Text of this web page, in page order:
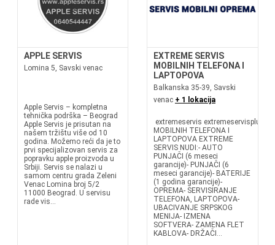
APPLE SERVIS
Lomina 5, Savski venac
Apple Servis – kompletna
tehnička podrška – Beograd
Apple Servis je prisutan na
našem tržištu više od 10
godina. Možemo reći da je to
prvi specijalizovan servis za
popravku apple proizvoda u
Srbiji. Servis se nalazi u
samom centru grada Zeleni
Venac Lomina broj 5/2
11000 Beograd. U servisu
rade vis...
EXTREME SERVIS
MOBILNIH TELEFONA I
LAPTOPOVA
Balkanska 35-39, Savski
venac + 1 lokacija
extremeservis
MOBILNIH TELEFONA I
LAPTOPOVA EXTREME
SERVIS NUDI:- AUTO
PUNJAČI (6 meseci
garancije)- PUNJAČI (6
meseci garancije)- BATERIJE
(1 godina garancije)-
OPREMA- SERVISIRANJE
TELEFONA, LAPTOPOVA-
UBACIVANJE SRPSKOG
MENIJA- IZMENA
SOFTVERA- ZAMENA FLET
KABLOVA- DRŽAČI...